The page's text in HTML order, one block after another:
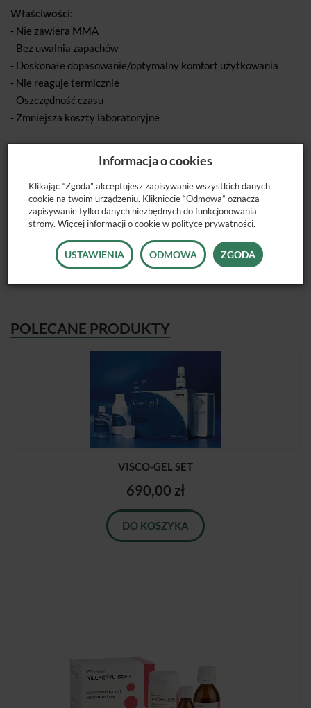
Właściwości:
- Nie zawiera MMA
- Bez uwalnia zapachów
- Doskonałe dopasowanie/optymalny komfort użytkowania
- Nie reaguje termicznie
- Oszczędność czasu
- Zmniejsza koszty laboratoryjne
- Płyn 50 ml
- System adhezyjny 15 ml
- Miarka, pipeta, tygiel do mieszania, szpatułka, pojemnik,
- Utwardzacz 48 g, łyżka
POLECANE PRODUKTY
VISCO-GEL SET
690,00 zł
DO KOSZYKA
Informacja o cookies
Klikając “Zgoda” akceptujesz zapisywanie wszystkich danych
cookie na twoim urządzeniu. Kliknięcie “Odmowa” oznacza
zapisywanie tylko danych niezbędnych do funkcjonowania
strony. Więcej informacji o cookie w polityce prywatności.
USTAWIENIA ODMOWA ZGODA